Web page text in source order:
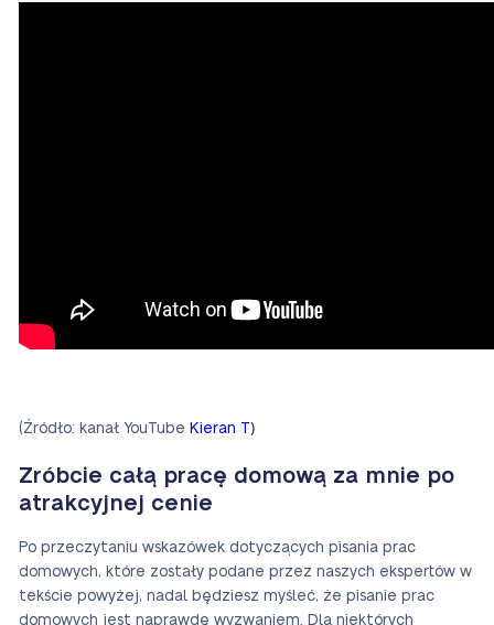
(Źródło: kanał YouTube Kieran T)
Zróbcie całą pracę domową za mnie po
atrakcyjnej cenie
Po przeczytaniu wskazówek dotyczących pisania prac
domowych, które zostały podane przez naszych ekspertów w
tekście powyżej, nadal będziesz myśleć, że pisanie prac
domowych jest naprawdę wyzwaniem. Dla niektórych